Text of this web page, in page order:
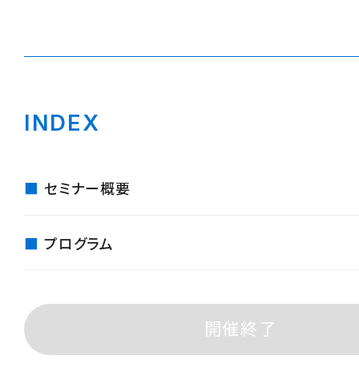
INDEX
セミナー概要
プログラム
開催終了